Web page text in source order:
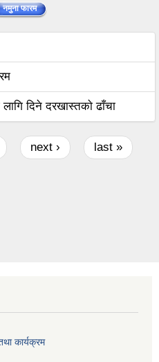
नमुना फारम(active tab)
लागि दिने दरखास्तकाे ढाँचा
next › last »
कार्यक्रम